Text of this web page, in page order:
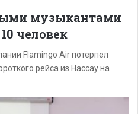
музыкантами
человек
Flamingo Air потерпел
рейса из Нассау на